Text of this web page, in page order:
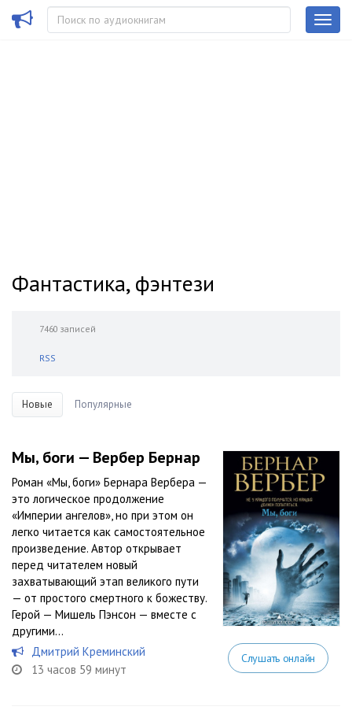
Фантастика, фэнтези
7460 записей
RSS
Новые Популярные
Мы, боги — Вербер Бернар
Роман «Мы, боги» Бернара Вербера —
это логическое продолжение
«Империи ангелов», но при этом он
легко читается как самостоятельное
произведение. Автор открывает
перед читателем новый
захватывающий этап великого пути
— от простого смертного к божеству.
Герой — Мишель Пэнсон — вместе с
другими...
Дмитрий Креминский
13 часов 59 минут
Слушать онлайн